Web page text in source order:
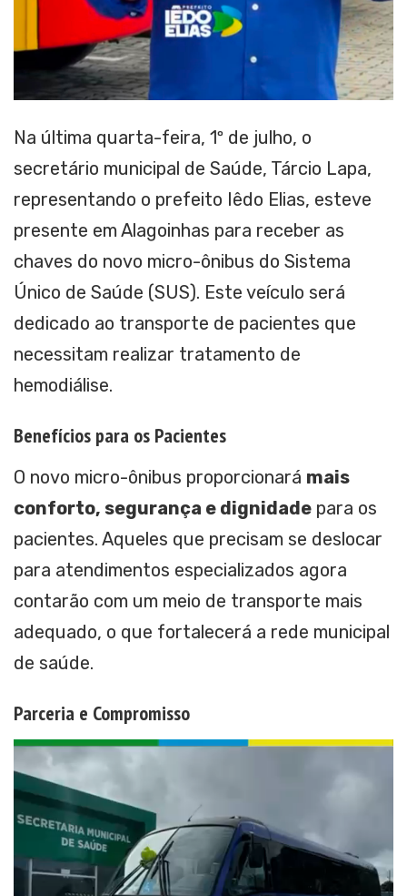
Na última quarta-feira, 1º de julho, o
secretário municipal de Saúde, Tárcio Lapa,
representando o prefeito Iêdo Elias, esteve
presente em Alagoinhas para receber as
chaves do novo micro-ônibus do Sistema
Único de Saúde (SUS). Este veículo será
dedicado ao transporte de pacientes que
necessitam realizar tratamento de
hemodiálise.
Benefícios para os Pacientes
O novo micro-ônibus proporcionará mais
conforto, segurança e dignidade para os
pacientes. Aqueles que precisam se deslocar
para atendimentos especializados agora
contarão com um meio de transporte mais
adequado, o que fortalecerá a rede municipal
de saúde.
Parceria e Compromisso